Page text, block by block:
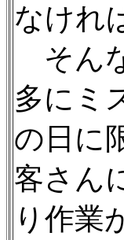
なけれ
そん
多にミ
の日に
客さん
り作業